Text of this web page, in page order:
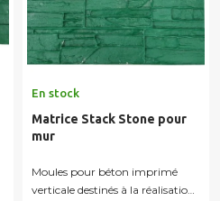
En stock
Matrice Stack Stone pour
mur
Moules pour béton imprimé
verticale destinés à la réalisation